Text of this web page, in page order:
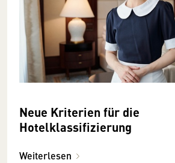
Neue Kriterien für die
Hotelklassifizierung
Weiterlesen